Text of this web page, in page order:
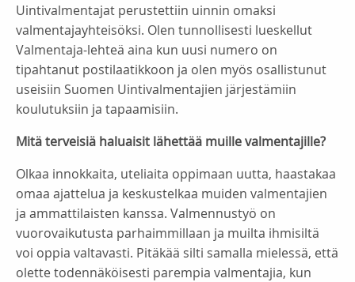
Uintivalmentajat perustettiin uinnin omaksi
valmentajayhteisöksi. Olen tunnollisesti lueskellut
Valmentaja-lehteä aina kun uusi numero on
tipahtanut postilaatikkoon ja olen myös osallistunut
useisiin Suomen Uintivalmentajien järjestämiin
koulutuksiin ja tapaamisiin.
Mitä terveisiä haluaisit lähettää muille valmentajille?
Olkaa innokkaita, uteliaita oppimaan uutta, haastakaa
omaa ajattelua ja keskustelkaa muiden valmentajien
ja ammattilaisten kanssa. Valmennustyö on
vuorovaikutusta parhaimmillaan ja muilta ihmisiltä
voi oppia valtavasti. Pitäkää silti samalla mielessä, että
olette todennäköisesti parempia valmentajia, kun